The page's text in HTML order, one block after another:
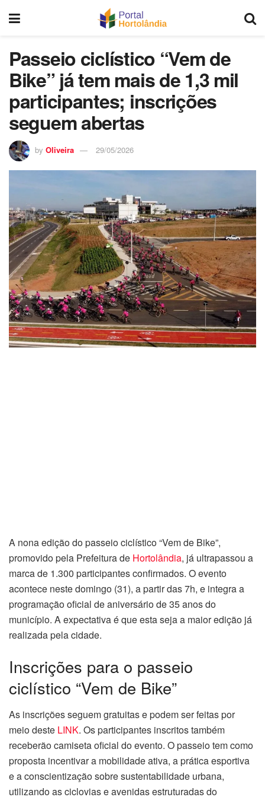
Passeio ciclístico “Vem de
Bike” já tem mais de 1,3 mil
participantes; inscrições
seguem abertas
by Oliveira 29/05/2026
A nona edição do passeio ciclístico “Vem de Bike”,
promovido pela Prefeitura de Hortolândia, já ultrapassou a
marca de 1.300 participantes confirmados. O evento
acontece neste domingo (31), a partir das 7h, e integra a
programação oficial de aniversário de 35 anos do
município. A expectativa é que esta seja a maior edição já
realizada pela cidade.
Inscrições para o passeio
ciclístico “Vem de Bike”
As inscrições seguem gratuitas e podem ser feitas por
meio deste LINK. Os participantes inscritos também
receberão camiseta oficial do evento. O passeio tem como
proposta incentivar a mobilidade ativa, a prática esportiva
e a conscientização sobre sustentabilidade urbana,
utilizando as ciclovias e avenidas estruturadas do